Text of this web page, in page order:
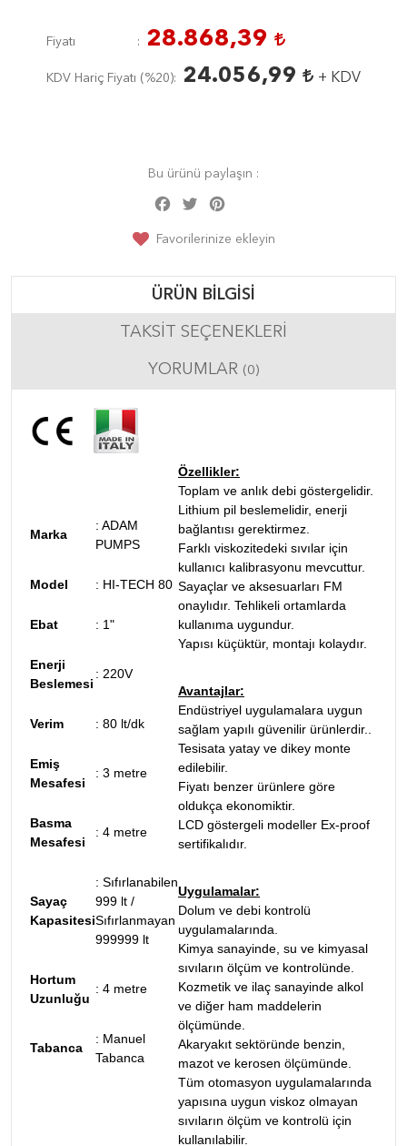
Fiyatı 28.868,39
KDV Hariç Fiyatı (%20) 24.056,99 + KDV
Bu ürünü paylaşın :
Facebook
Twitter
Favorilerinize ekleyin
ÜRÜN BILGISI
TAKSIT SEÇENEKLERI
YORUMLAR (0)
Marka
: ADAM
PUMPS
Model : HI-TECH 80
Ebat : 1"
Enerji
Beslemesi
: 220V
Verim : 80 lt/dk
Emiş
Mesafesi
: 3 metre
Basma
Mesafesi
: 4 metre
Sayaç
Kapasitesi
: Sıfırlanabilen
999 lt /
Sıfırlanmayan
999999 lt
Hortum
Uzunluğu
: 4 metre
Tabanca
: Manuel
Tabanca
Özellikler:
Toplam ve anlık debi göstergelidir.
Lithium pil beslemelidir, enerji
bağlantısı gerektirmez.
Farklı viskozitedeki sıvılar için
kullanıcı kalibrasyonu mevcuttur.
Sayaçlar ve aksesuarları FM
onaylıdır. Tehlikeli ortamlarda
kullanıma uygundur.
Yapısı küçüktür, montajı kolaydır.
Avantajlar:
Endüstriyel uygulamalara uygun
sağlam yapılı güvenilir ürünlerdir.
Tesisata yatay ve dikey monte
edilebilir.
Fiyatı benzer ürünlere göre
oldukça ekonomiktir.
LCD göstergeli modeller Ex-proof
sertifikalıdır.
Uygulamalar:
Dolum ve debi kontrolü
uygulamalarında.
Kimya sanayinde, su ve kimyasal
sıvıların ölçüm ve kontrolünde.
Kozmetik ve ilaç sanayinde alkol
ve diğer ham maddelerin
ölçümünde.
Akaryakıt sektöründe benzin,
mazot ve kerosen ölçümünde.
Tüm otomasyon uygulamalarında
yapısına uygun viskoz olmayan
sıvıların ölçüm ve kontrolü için
kullanılabilir.